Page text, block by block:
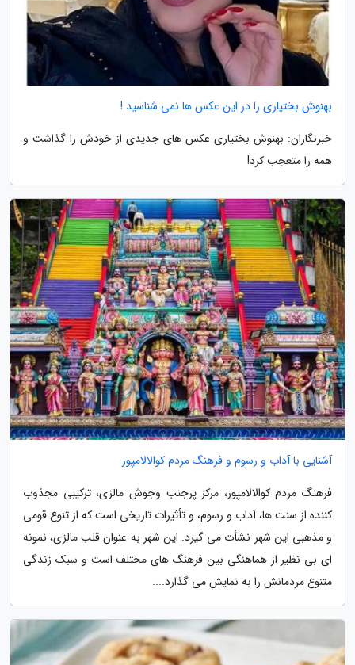
بهنوش بختیاری را در این عکس ها نمی شناسید !
خبرنگاران: بهنوش بختیاری عکس های جدیدی از خودش را گذاشت و
همه را متعجب کرد!
آشنایی با آداب و رسوم و فرهنگ مردم کوالالامپور
فرهنگ مردم کوالالامپور، مرکز پرجنب وجوش مالزی، ترکیبی مجذوب
کننده از سنت ها، آداب و رسوم، و تأثیرات تاریخی است که از تنوع قومی
و مذهبی این شهر نشأت می گیرد. این شهر به عنوان قلب مالزی، نمونه
ای بی نظیر از هماهنگی بین فرهنگ های مختلف است و سبک زندگی
متنوع مردمانش را به نمایش می گذارد....